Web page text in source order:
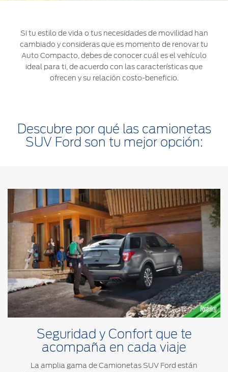
Garage
Catálogos
Ford
Credit
Descubre
Tu Ford
Localiza un
Distribuidor
Seminuevos
Certificados
D-
Tect
Colisión y
Partes
Mantenimiento
Vehículos
Comerciales
Motorcraft
Promociones
de Servicio
Garantía
Soporte
Técnico
Soporte
Técnico
SYNC®
Seguridad
Trabajo
Contraseña
Si tu estilo de vida o tus necesidades de movilidad han
cambiado y consideras que es momento de renovar tu
Auto Compacto, debes de conocer cuál es el vehículo
ideal para ti, de acuerdo con las características que
ofrecen y su relación costo-beneficio.
Descubre por qué las camionetas
SUV Ford son tu mejor opción:
Seguridad y Confort que te
acompaña en cada viaje
La amplia gama de Camionetas SUV Ford están